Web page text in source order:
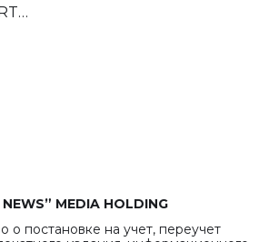
MEDIA HOLDING
о постановке на учет, переучет